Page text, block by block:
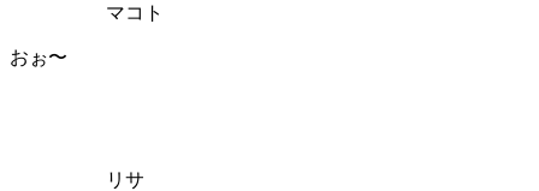
マコト
おぉ〜
リサ